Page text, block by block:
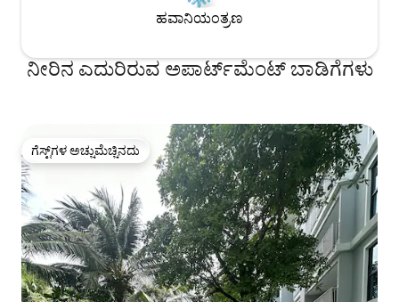
ಹವಾನಿಯಂತ್ರಣ
ನೀರಿನ ಎದುರಿರುವ ಅಪಾರ್ಟ್‌ಮೆಂಟ್ ಬಾಡಿಗೆಗಳು
ಗೆಸ್ಟ್‌ಗಳ ಅಚ್ಚುಮೆಚ್ಚಿನದು
ಗೆಸ್ಟ್‌ಗಳ ಅಚ್ಚುಮೆಚ್ಚಿನದು